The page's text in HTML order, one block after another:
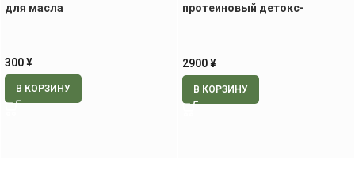
для масла
300¥
В КОРЗИНУ
протеиновый детокс-
2900¥
В КОРЗИНУ